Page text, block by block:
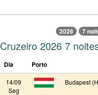
2026 7
Cruzeiro 2026 7
Dia Porto
14/09
Seg
Budapest